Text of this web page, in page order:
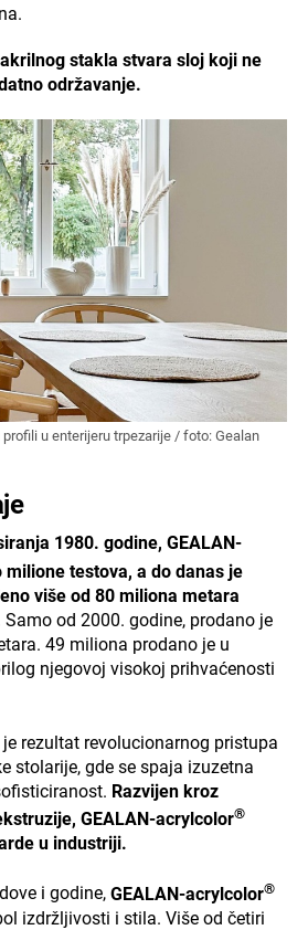
stakla stvara sloj koji ne
održavanje.
u enterijeru trpezarije / foto: Gealan
1980. godine, GEALAN-
testova, a do danas je
više od 80 miliona metara
Samo od 2000. godine, prodano je
49 miliona prodano je u
njegovoj visokoj prihvaćenosti
rezultat revolucionarnog pristupa
stolarije, gde se spaja izuzetna
Razvijen kroz
GEALAN-acrylcolor®
u industriji.
i godine,GEALAN-acrylcolor®
izdržljivosti i stila. Više od četiri